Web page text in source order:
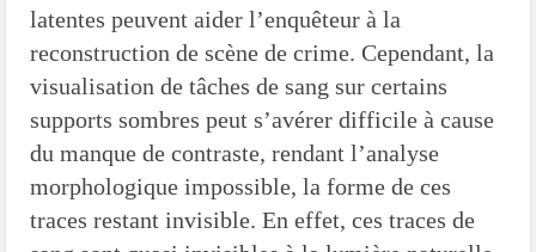
latentes peuvent aider l’enquêteur à la
reconstruction de scène de crime. Cependant, la
visualisation de tâches de sang sur certains
supports sombres peut s’avérer difficile à cause
du manque de contraste, rendant l’analyse
morphologique impossible, la forme de ces
traces restant invisible. En effet, ces traces de